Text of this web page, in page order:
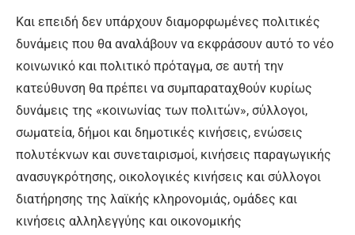
Και επειδή δεν υπάρχουν διαμορφωμένες πολιτικές
δυνάμεις που θα αναλάβουν να εκφράσουν αυτό το νέο
κοινωνικό και πολιτικό πρόταγμα, σε αυτή την
κατεύθυνση θα πρέπει να συμπαραταχθούν κυρίως
δυνάμεις της «κοινωνίας των πολιτών», σύλλογοι,
σωματεία, δήμοι και δημοτικές κινήσεις, ενώσεις
πολυτέκνων και συνεταιρισμοί, κινήσεις παραγωγικής
ανασυγκρότησης, οικολογικές κινήσεις και σύλλογοι
διατήρησης της λαϊκής κληρονομιάς, ομάδες και
κινήσεις αλληλεγγύης και οικονομικής